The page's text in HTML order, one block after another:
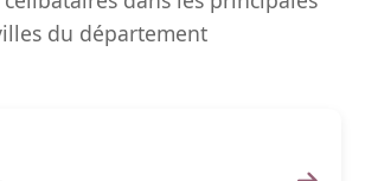
du département